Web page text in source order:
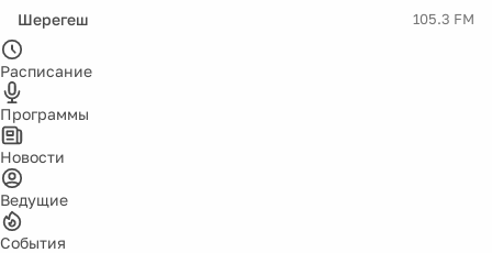
Шерегеш 105.3 FM
Расписание
Программы
Новости
Ведущие
События